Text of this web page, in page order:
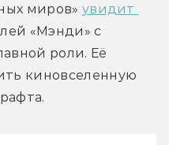
миров» увидит
«Мэнди» с
роли. Её
киновселенную